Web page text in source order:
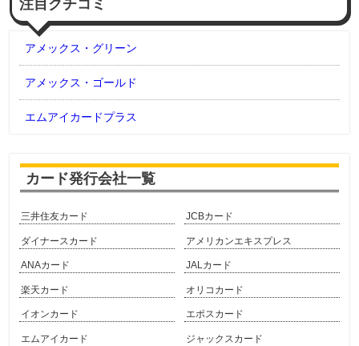
注目クチコミ
アメックス・グリーン
アメックス・ゴールド
エムアイカードプラス
カード発行会社一覧
三井住友カード JCBカード
ダイナースカード アメリカンエキスプレス
ANAカード JALカード
楽天カード オリコカード
イオンカード エポスカード
エムアイカード ジャックスカード